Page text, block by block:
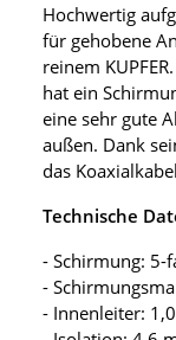
Hochwertig
für gehobene
reinem
hat ein
eine sehr gute
außen. Dank
das
Technische
- Schirmung: 5-
-
- Innenleiter: